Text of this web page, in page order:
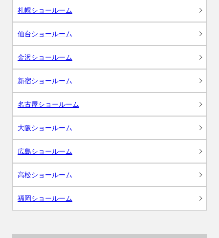
札幌ショールーム
仙台ショールーム
金沢ショールーム
新宿ショールーム
名古屋ショールーム
大阪ショールーム
広島ショールーム
高松ショールーム
福岡ショールーム